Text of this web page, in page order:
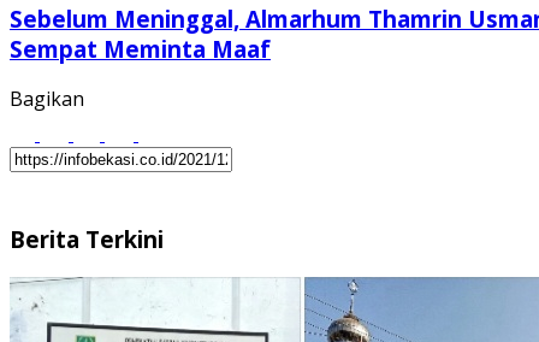
⁠⁠⁠⁠⁠Sebelum Meninggal, Almarhum Thamrin
Sempat Meminta Maaf
Bagikan
Berita Terkini